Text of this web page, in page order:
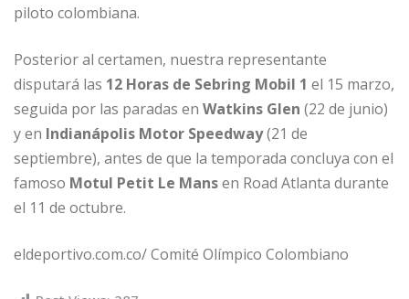
piloto colombiana.
Posterior al certamen, nuestra representante
disputará las 12 Horas de Sebring Mobil 1 el 15 marzo,
seguida por las paradas en Watkins Glen (22 de junio)
y en Indianápolis Motor Speedway(21 de
septiembre), antes de que la temporada concluya con el
famoso Motul Petit Le Mansen Road Atlanta durante
el 11 de octubre.
eldeportivo.com.co/ Comité Olímpico Colombiano